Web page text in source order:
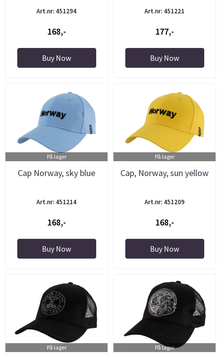
Art.nr: 451294
168,-
Buy Now
Art.nr: 451221
177,-
Buy Now
På lager
Cap Norway, sky blue
Art.nr: 451214
168,-
Buy Now
På lager
Cap, Norway, sun yellow
Art.nr: 451209
168,-
Buy Now
På lager På lager